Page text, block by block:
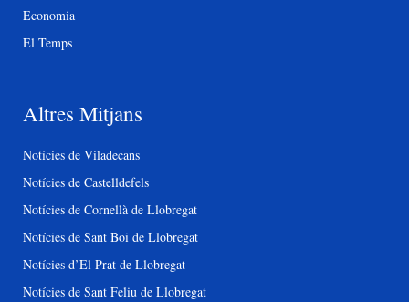
Economia
El Temps
Altres Mitjans
Notícies de Viladecans
Notícies de Castelldefels
Notícies de Cornellà de Llobregat
Notícies de Sant Boi de Llobregat
Notícies d’El Prat de Llobregat
Notícies de Sant Feliu de Llobregat